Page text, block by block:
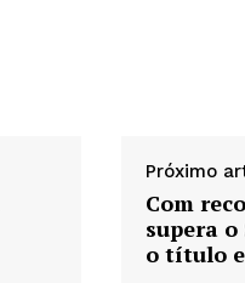
Próximo
Com
supera
o título